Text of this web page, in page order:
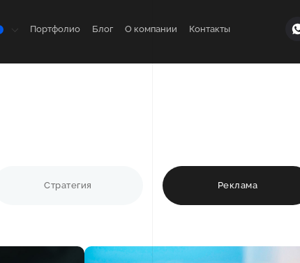
Портфолио Блог О компании Контакты
Стратегия Реклама